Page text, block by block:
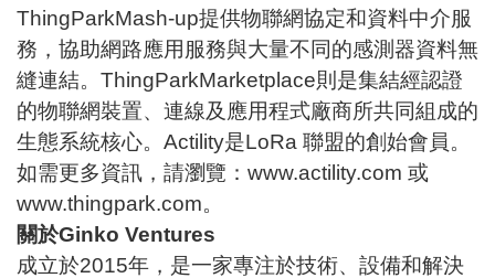
ThingParkMash-up提供物聯網協定和資料中介服
務，協助網路應用服務與大量不同的感測器資料無
縫連結。ThingParkMarketplace則是集結經認證
的物聯網裝置、連線及應用程式廠商所共同組成的
生態系統核心。Actility是LoRa 聯盟的創始會員。
如需更多資訊，請瀏覽： www.actility.com 或
www.thingpark.com。
關於Ginko Ventures
成立於2015年，是一家專注於技術、設備和解決